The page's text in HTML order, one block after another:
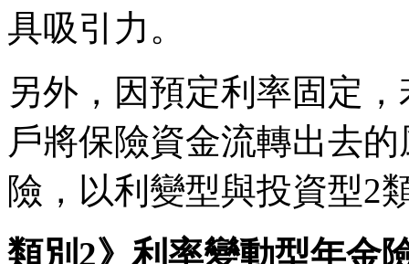
具吸引力。
另外，因預定利率固定
戶將保險資金流轉出去
險，以利變型與投資型2
類別2》利率變動型年金